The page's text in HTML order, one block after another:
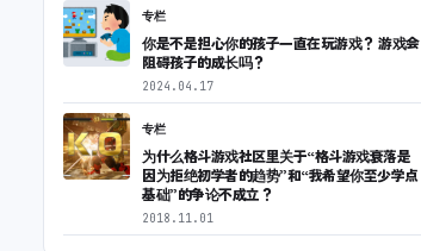
专栏
你是不是担心你的孩子一直在玩游戏？ 游戏会
阻碍孩子的成长吗？
2024.04.17
专栏
为什么格斗游戏社区里关于“格斗游戏衰落是
因为拒绝初学者的趋势”和“我希望你至少学点
基础”的争论不成立？
2018.11.01